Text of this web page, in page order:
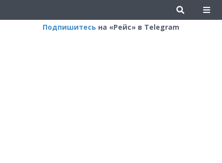
Подпишитесь на «Рейс» в Telegram